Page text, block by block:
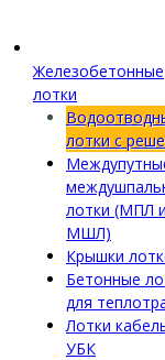
Железобетонные
лотки
лотки с
лотки (МПЛ и
МШЛ)
Крышки
Бетонные
для
Лотки
УБК